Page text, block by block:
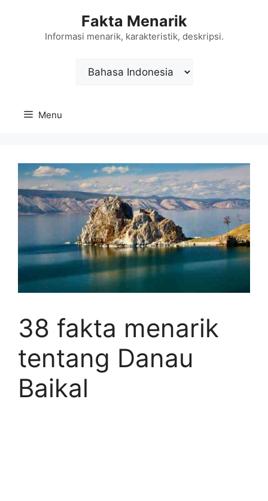
Fakta Menarik
Informasi menarik, karakteristik, deskripsi.
Choose
Menu
38 fakta menarik
tentang Danau
Baikal